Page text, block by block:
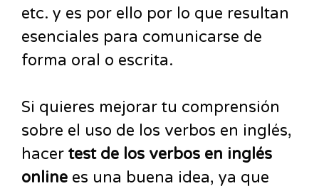
etc. y es por ello por lo que resultan
esenciales para comunicarse de
forma oral o escrita.
Si quieres mejorar tu comprensión
sobre el uso de los verbos en inglés,
hacer test de los verbos en inglés
online es una buena idea, ya que